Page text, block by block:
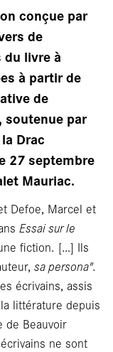
conçue par
de
livre à
à partir de
de
par
Drac
27 septembre
Mauriac.
Defoe, Marcel et
Essai sur le
fiction. […] Ils
sa persona".
écrivains, assis
littérature depuis
de Beauvoir
ne sont